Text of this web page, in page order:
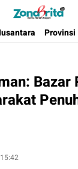
Berita Harian Negeri
Bazar